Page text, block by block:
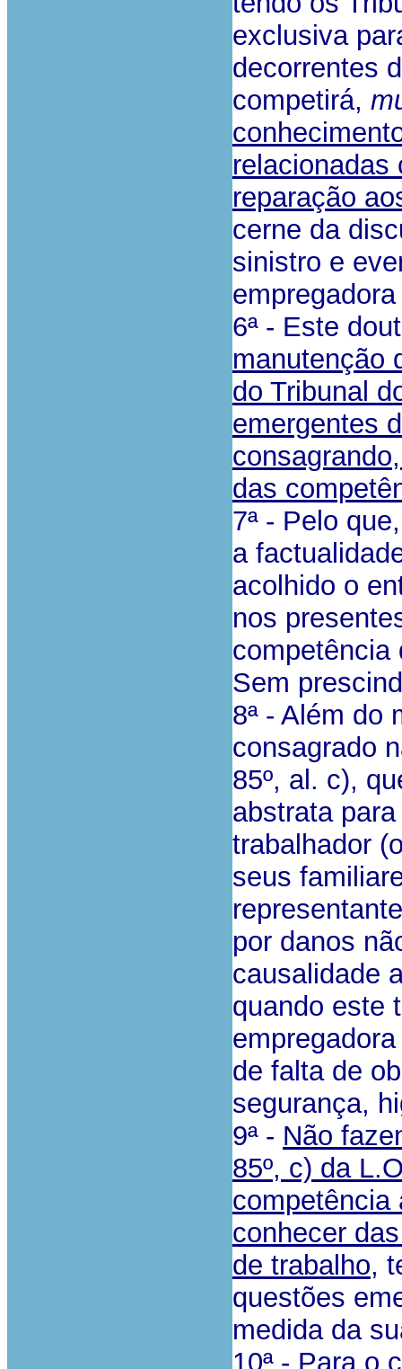
exclusiva
decorrentes
competirá,
relacionadas
reparação
cerne da
sinistro e
6ª - Este
manutenção
do Tribunal
emergentes
das
7ª - Pelo
a
acolhido o
nos
competência
Sem
8ª - Além do
consagrado
85º, al. c),
abstrata
trabalhador
seus
por danos
causalidade
quando este
de falta de
segurança,
9ª - Não
85º, c) da
competência
conhecer
de trabalho,
questões
medida da
10ª - Para o